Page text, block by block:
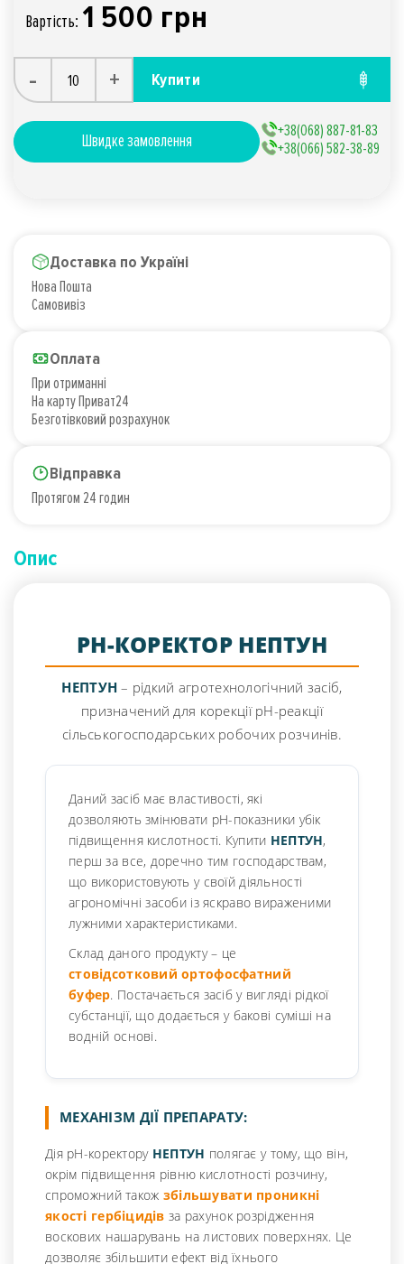
Вартiсть: 1 500 грн
- + Купити
Швидке замовлення
+38(068) 887-81-83
+38(066) 582-38-89
Доставка по Україні
Нова Пошта
Самовивіз
Оплата
При отриманні
На карту Приват24
Безготівковий розрахунок
Відправка
Протягом 24 годин
Опис
РН-КОРЕКТОР НЕПТУН
НЕПТУН– рідкий агротехнологічний засіб,
призначений для корекції рН-реакції
сільськогосподарських робочих розчинів.
Даний засіб має властивості, які
дозволяють змінювати рН-показники убік
підвищення кислотності. Купити НЕПТУН,
перш за все, доречно тим господарствам,
що використовують у своїй діяльності
агрономічні засоби із яскраво вираженими
лужними характеристиками.
Склад даного продукту – це
стовідсотковий ортофосфатний
буфер. Постачається засіб у вигляді рідкої
субстанції, що додається у бакові суміші на
водній основі.
МЕХАНІЗМ ДІЇ ПРЕПАРАТУ:
Дія рН-коректору НЕПТУН полягає у тому, що він,
окрім підвищення рівню кислотності розчину,
спроможний також збільшувати проникні
якості гербіцидів за рахунок розрідження
воскових нашарувань на листових поверхнях. Це
дозволяє збільшити ефект від їхнього